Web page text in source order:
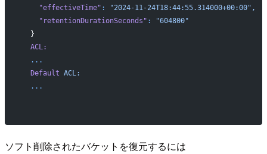
    "effectiveTime"
:
"2024-11-24T18:44:55.314000+00:00",
    "retentionDurationSeconds"
:
"604800"
  }
  ACL:
  ...
  Default
ACL:
  ...
ソフト削除されたバケットを復元するには